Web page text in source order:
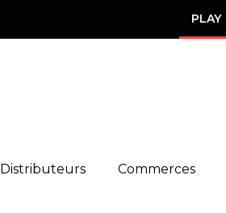
PLAY
Distributeurs Commerces